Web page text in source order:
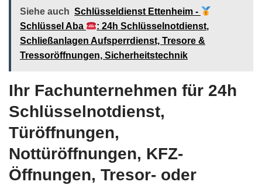
Siehe auch Schlüsseldienst Ettenheim -
Schlüssel Aba
: 24h Schlüsselnotdienst,
Schließanlagen Aufsperrdienst, Tresore &
Tressoröffnungen, Sicherheitstechnik
Ihr Fachunternehmen für 24h
Schlüsselnotdienst,
Türöffnungen,
Nottüröffnungen, KFZ-
Öffnungen, Tresor- oder